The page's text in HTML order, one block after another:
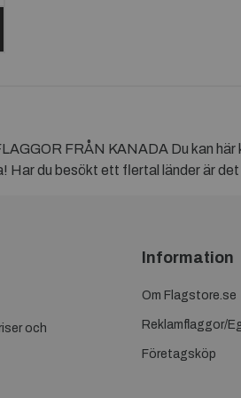
FRÅN KANADA Du kan här
Har du besökt ett flertal länder är
och
Information
Om Flagstore.se
Reklamflaggor/
Företagsköp